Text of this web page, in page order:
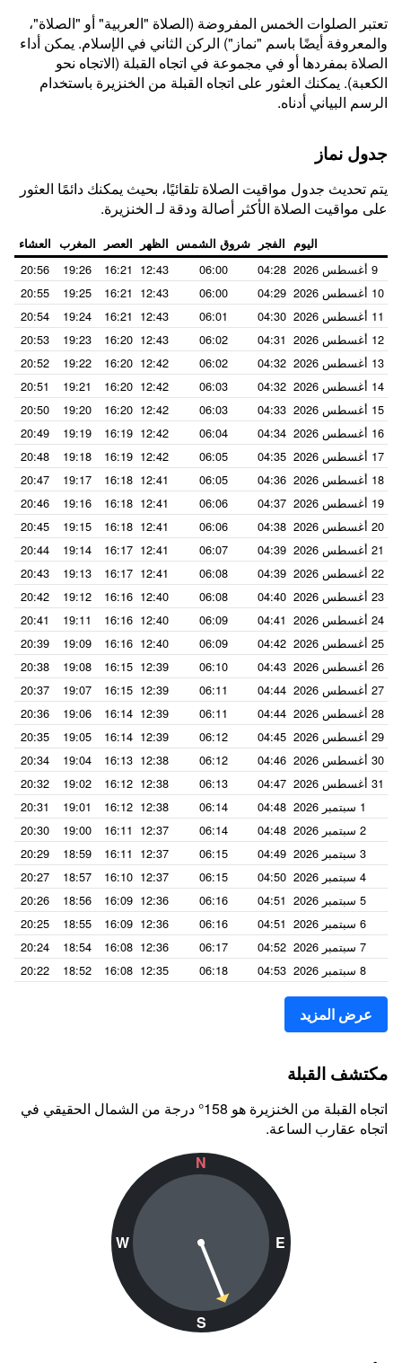
تعتبر الصلوات الخمس المفروضة (الصلاة "العربية" أو "الصلاة"،
والمعروفة أيضًا باسم "نماز") الركن الثاني في الإسلام. يمكن أداء
الصلاة بمفردها أو في مجموعة في اتجاه القبلة (الاتجاه نحو
الكعبة). يمكنك العثور على اتجاه القبلة من الخنزيرة باستخدام
الرسم البياني أدناه.
جدول نماز
يتم تحديث جدول مواقيت الصلاة تلقائيًا، بحيث يمكنك دائمًا العثور
على مواقيت الصلاة الأكثر أصالة ودقة لـ الخنزيرة.
اليوم الفجر شروق الشمس الظهر العصر المغرب العشاء
9 أغسطس 2026 04:28
06:00
12:43
16:21
19:26
20:56
10 أغسطس 2026
04:29
06:00
12:43
16:21
19:25
20:55
11 أغسطس 2026
04:30
06:01
12:43
16:21
19:24
20:54
12 أغسطس 2026
04:31
06:02
12:43
16:20
19:23
20:53
13 أغسطس 2026
04:32
06:02
12:42
16:20
19:22
20:52
14 أغسطس 2026
04:32
06:03
12:42
16:20
19:21
20:51
15 أغسطس 2026
04:33
06:03
12:42
16:20
19:20
20:50
16 أغسطس 2026
04:34
06:04
12:42
16:19
19:19
20:49
17 أغسطس 2026
04:35
06:05
12:42
16:19
19:18
20:48
18 أغسطس 2026
04:36
06:05
12:41
16:18
19:17
20:47
19 أغسطس 2026
04:37
06:06
12:41
16:18
19:16
20:46
20 أغسطس 2026
04:38
06:06
12:41
16:18
19:15
20:45
21 أغسطس 2026
04:39
06:07
12:41
16:17
19:14
20:44
22 أغسطس 2026
04:39
06:08
12:41
16:17
19:13
20:43
23 أغسطس 2026
04:40
06:08
12:40
16:16
19:12
20:42
24 أغسطس 2026
04:41
06:09
12:40
16:16
19:11
20:41
25 أغسطس 2026
04:42
06:09
12:40
16:16
19:09
20:39
26 أغسطس 2026
04:43
06:10
12:39
16:15
19:08
20:38
27 أغسطس 2026
04:44
06:11
12:39
16:15
19:07
20:37
28 أغسطس 2026
04:44
06:11
12:39
16:14
19:06
20:36
29 أغسطس 2026
04:45
06:12
12:39
16:14
19:05
20:35
30 أغسطس 2026
04:46
06:12
12:38
16:13
19:04
20:34
31 أغسطس 2026
04:47
06:13
12:38
16:12
19:02
20:32
1 سبتمبر 2026
04:48
06:14
12:38
16:12
19:01
20:31
2 سبتمبر 2026
04:48
06:14
12:37
16:11
19:00
20:30
3 سبتمبر 2026
04:49
06:15
12:37
16:11
18:59
20:29
4 سبتمبر 2026
04:50
06:15
12:37
16:10
18:57
20:27
5 سبتمبر 2026
04:51
06:16
12:36
16:09
18:56
20:26
6 سبتمبر 2026
04:51
06:16
12:36
16:09
18:55
20:25
7 سبتمبر 2026
04:52
06:17
12:36
16:08
18:54
20:24
8 سبتمبر 2026
04:53
06:18
12:35
16:08
18:52
20:22
عرض المزيد
مكتشف القبلة
اتجاه القبلة من الخنزيرة هو 158° درجة من الشمال الحقيقي في
اتجاه عقارب الساعة.
N
W
S
E